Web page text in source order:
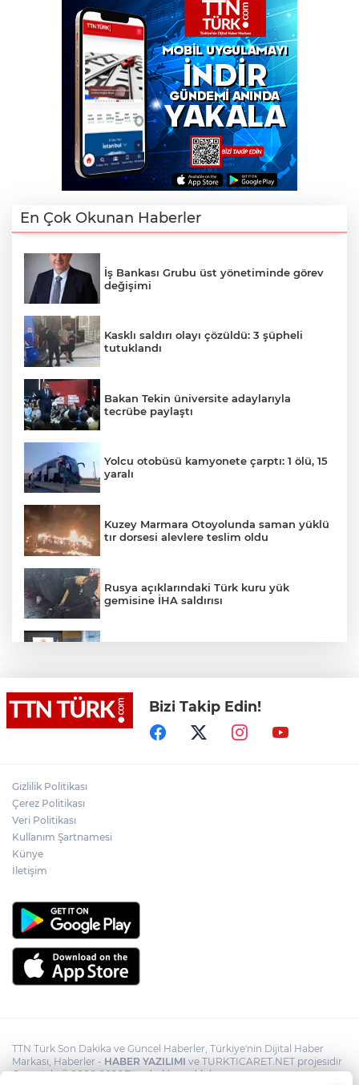
En Çok Okunan Haberler
İş Bankası Grubu üst yönetiminde görev
değişimi
Kasklı saldırı olayı çözüldü: 3 şüpheli
tutuklandı
Bakan Tekin üniversite adaylarıyla
tecrübe paylaştı
Yolcu otobüsü kamyonete çarptı: 1 ölü, 15
yaralı
Kuzey Marmara Otoyolunda saman yüklü
tır dorsesi alevlere teslim oldu
Rusya açıklarındaki Türk kuru yük
gemisine İHA saldırısı
Lukaku Fener’e mi, Beşiktaş’a mı geliyor?
Rojin Kabaiş, Hiranur Nilgün Aygar ve
Kıvanç Uman’ın ailelerini hedef alam
Bizi Takip Edin!
Gizlilik Politikası
Çerez Politikası
Veri Politikası
Kullanım Şartnamesi
Künye
İletişim
TTN Türk Son Dakika ve Güncel Haberler, Türkiye'nin Dijital Haber
Markası, Haberler - HABER YAZILIMI ve TURKTICARET.NET projesidir
Copyright© 2006-2026 Tüm hakları saklıdır.